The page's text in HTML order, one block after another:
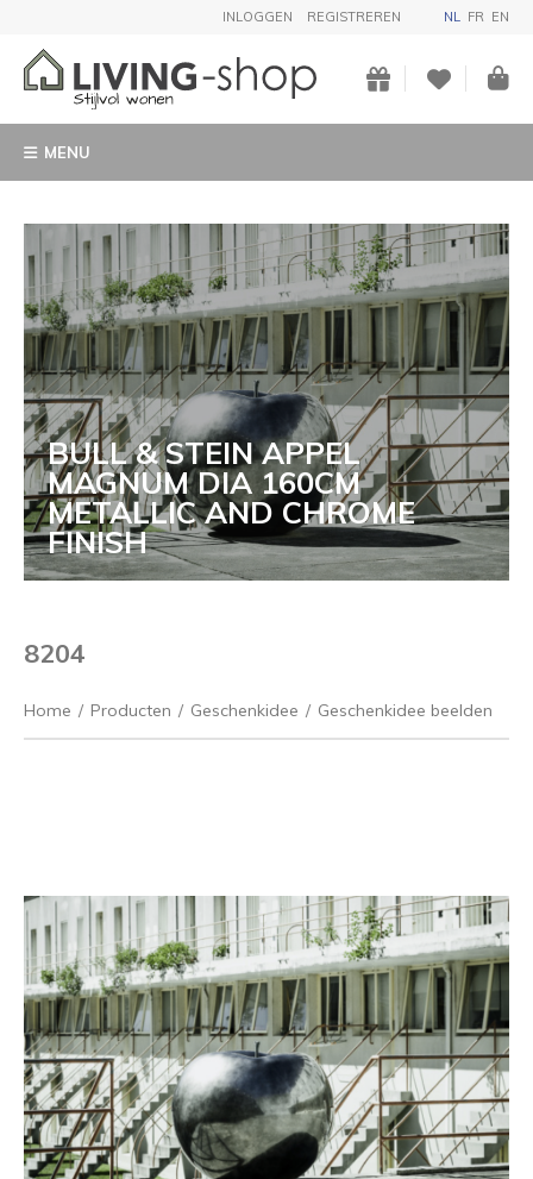
INLOGGEN REGISTREREN NL FR EN
MENU
BULL & STEIN APPEL
MAGNUM DIA 160CM
METALLIC AND CHROME
FINISH
8204
Home / Producten / Geschenkidee / Geschenkidee beelden